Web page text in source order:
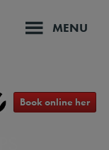
Book online her
MENU